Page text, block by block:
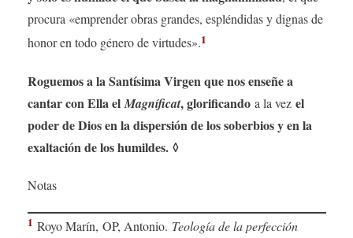
procura «emprender obras grandes, espléndidas y dignas de
honor en todo género de virtudes».1
Roguemos a la Santísima Virgen que nos enseñe a
cantar con Ella el Magníficat, glorificandoa la vez el
poder de Dios en la dispersión de los soberbios y en la
exaltación de los humildes. ◊
Notas
1 Royo Marín, OP, Antonio. Teología de la perfección